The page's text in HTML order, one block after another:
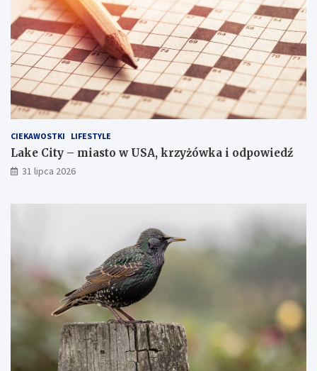
CIEKAWOSTKI LIFESTYLE
Lake City – miasto w USA, krzyżówka i odpowiedź
31 lipca 2026